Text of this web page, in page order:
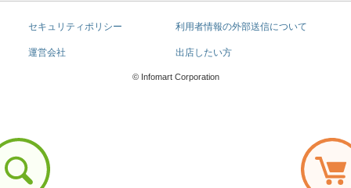
セキュリティポリシー 利用者情報の外部送信について
運営会社 出店したい方
© Infomart Corporation